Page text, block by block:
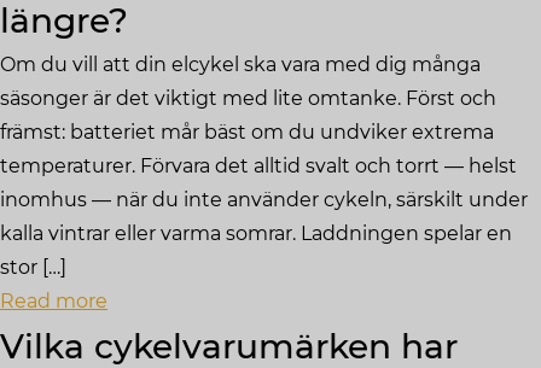
längre?
Om du vill att din elcykel ska vara med dig många
säsonger är det viktigt med lite omtanke. Först och
främst: batteriet mår bäst om du undviker extrema
temperaturer. Förvara det alltid svalt och torrt — helst
inomhus — när du inte använder cykeln, särskilt under
kalla vintrar eller varma somrar. Laddningen spelar en
stor […]
Read more
Vilka cykelvarumärken har